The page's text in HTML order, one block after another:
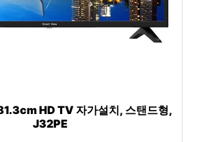
HD TV 자가설치, 스탠드형,
J32PE